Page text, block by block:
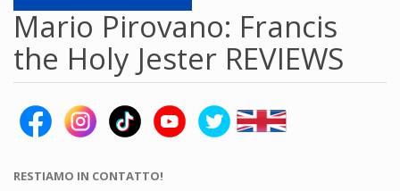
Mario Pirovano: Francis
the Holy Jester REVIEWS
RESTIAMO IN CONTATTO!